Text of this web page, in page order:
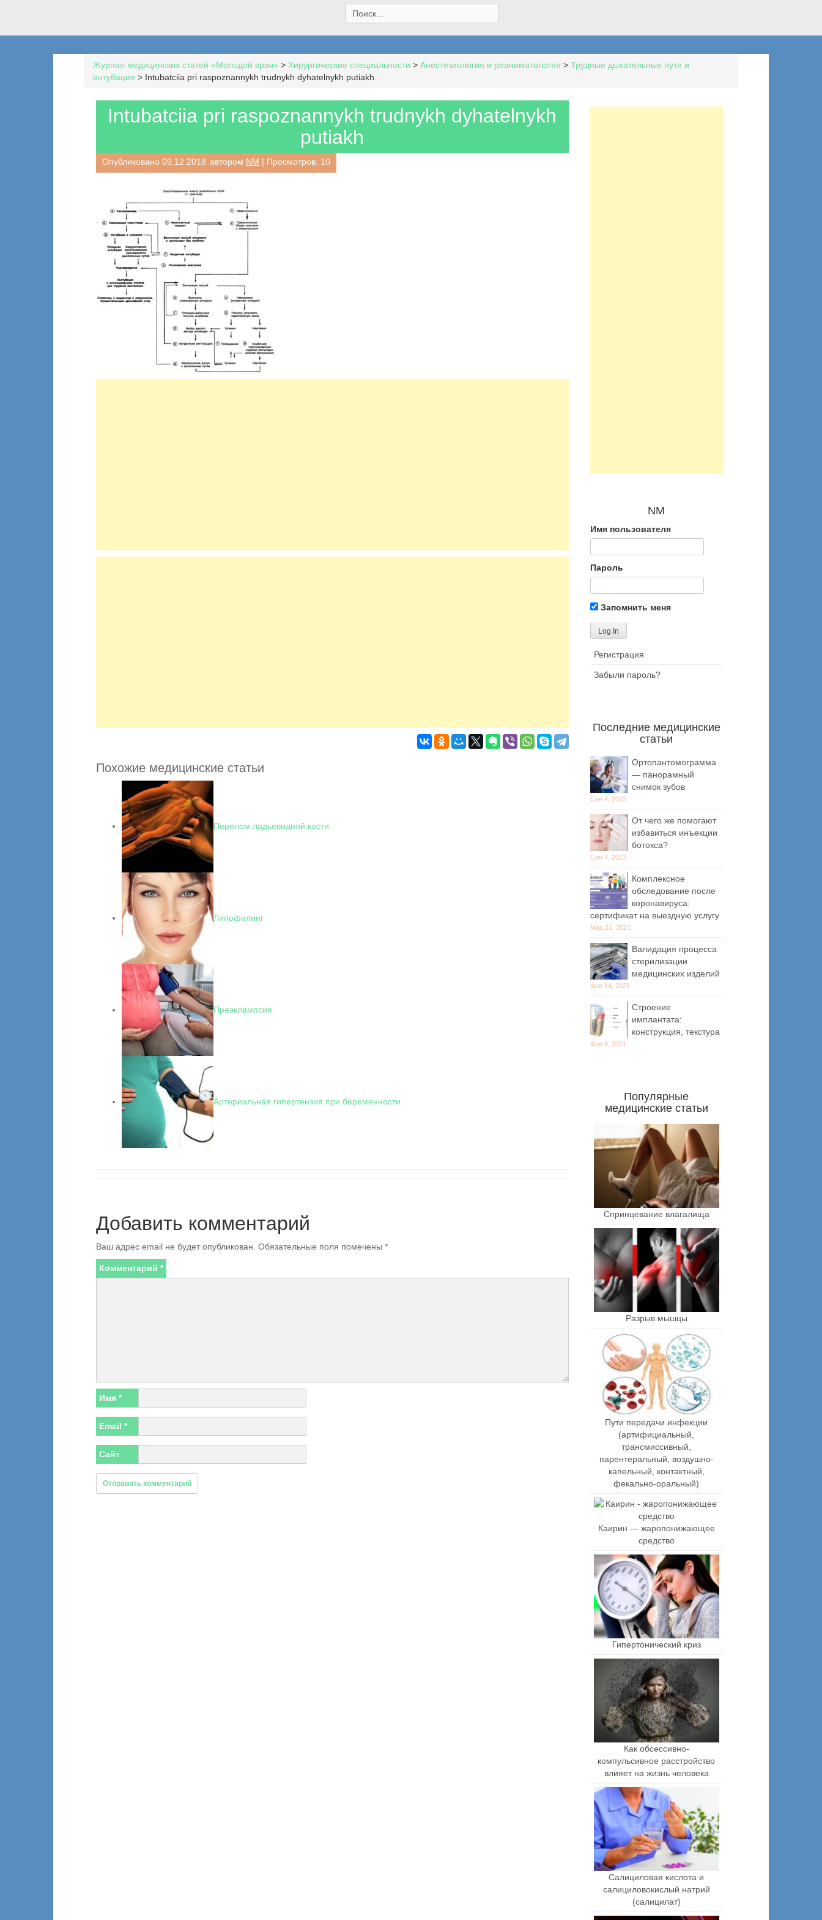
e
a
h
f
r
:
Журнал медицинских статей «Молодой врач» > Хирургические специальности > Анестезиология и реаниматология > Трудные дыхательные пути и
интубация > Intubatciia pri raspoznannykh trudnykh dyhatelnykh putiakh
Intubatciia pri raspoznannykh trudnykh dyhatelnykh
putiakh
Опубликовано 09.12.2018 автором NM | Просмотров: 10
Похожие медицинские статьи
Перелом ладьевидной кости
Липофилинг
Преэклампсия
Артериальная гипертензия при беременности
Добавить комментарий
Ваш адрес email не будет опубликован. Обязательные поля помечены *
Комментарий *
Имя *
Email *
Сайт
NM
Имя пользователя
Пароль
Запомнить меня
Регистрация
Забыли пароль?
Последние медицинские
статьи
Ортопантомограмма
— панорамный
снимок зубов
Сен 4, 2023
От чего же помогают
избавиться инъекции
ботокса?
Сен 4, 2023
Комплексное
обследование после
коронавируса:
сертификат на выездную услугу
Мар 21, 2021
Валидация процесса
стерилизации
медицинских изделий
Фев 14, 2021
Строение
имплантата:
конструкция, текстура
Фев 8, 2021
Популярные
медицинские статьи
Спринцевание влагалища
Разрыв мышцы
Пути передачи инфекции
(артифициальный,
трансмиссивный,
парентеральный, воздушно-
капельный, контактный,
фекально-оральный)
Каирин — жаропонижающее
средство
Гипертонический криз
Как обсессивно-
компульсивное расстройство
влияет на жизнь человека
Салициловая кислота и
салициловокислый натрий
(салицилат)